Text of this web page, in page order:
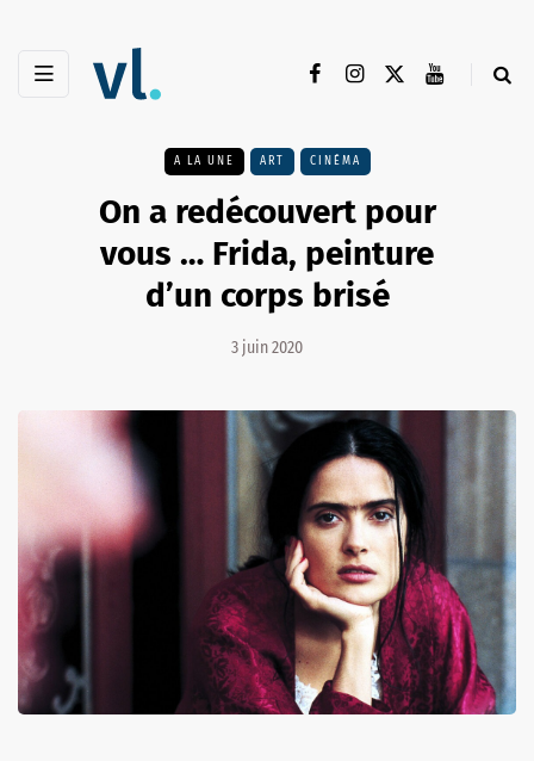
A LA UNE ART CINÉMA
On a redécouvert pour
vous … Frida, peinture
d’un corps brisé
3 juin 2020